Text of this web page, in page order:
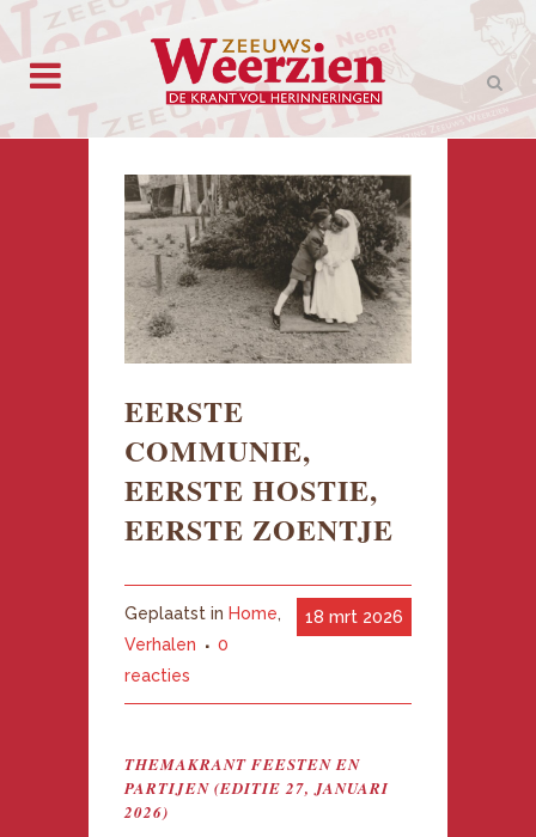
EERSTE
COMMUNIE,
EERSTE HOSTIE,
EERSTE ZOENTJE
18 mrt 2026
Geplaatst in Home,
Verhalen
0
reacties
THEMAKRANT FEESTEN EN
PARTIJEN (EDITIE 27, JANUARI
2026)